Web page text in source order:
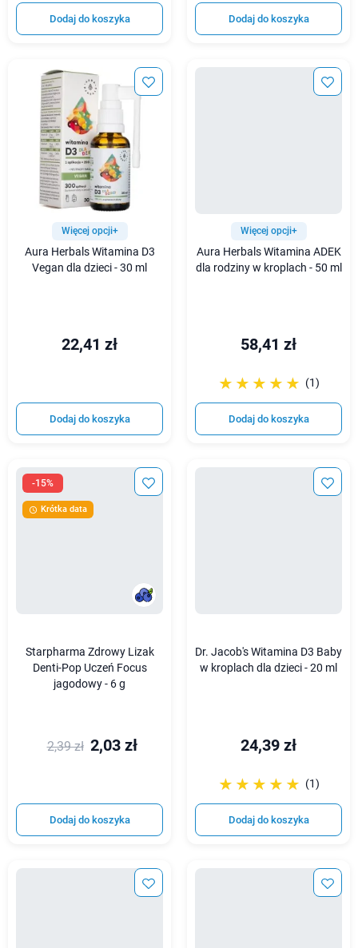
Dodaj do koszyka Dodaj do koszyka
Więcej opcji+
Aura Herbals Witamina D3
Vegan dla dzieci - 30 ml
22,41 zł
Dodaj do koszyka
Więcej opcji+
Aura Herbals Witamina ADEK
dla rodziny w kroplach - 50 ml
58,41 zł
☆☆☆☆☆
★★★★★ (1)
Dodaj do koszyka
-15%
 Krótka data
Starpharma Zdrowy Lizak
Denti-Pop Uczeń Focus
jagodowy - 6 g
2,39 zł 2,03 zł
Dodaj do koszyka
Dr. Jacob's Witamina D3 Baby
w kroplach dla dzieci - 20 ml
24,39 zł
☆☆☆☆☆
★★★★★ (1)
Dodaj do koszyka